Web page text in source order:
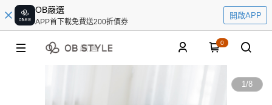
OB嚴選
APP首下載免費送200折價券
開啟APP
0
1/8